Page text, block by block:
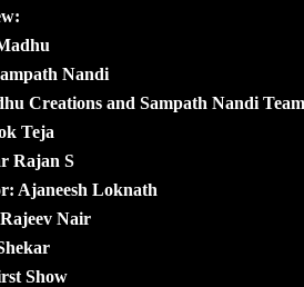
Nandi
Creations and Sampath Nandi
Teja
Rajan S
Ajaneesh Loknath
Nair
Show